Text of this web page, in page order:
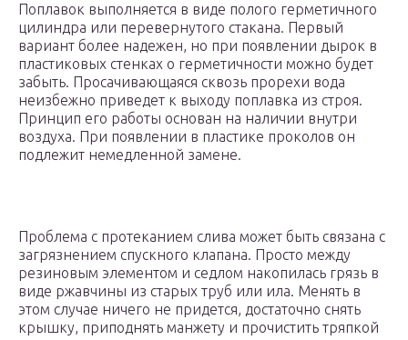
Поплавок выполняется в виде полого герметичного
цилиндра или перевернутого стакана. Первый
вариант более надежен, но при появлении дырок в
пластиковых стенках о герметичности можно будет
забыть. Просачивающаяся сквозь прорехи вода
неизбежно приведет к выходу поплавка из строя.
Принцип его работы основан на наличии внутри
воздуха. При появлении в пластике проколов он
подлежит немедленной замене.
Проблема с протеканием слива может быть связана с
загрязнением спускного клапана. Просто между
резиновым элементом и седлом накопилась грязь в
виде ржавчины из старых труб или ила. Менять в
этом случае ничего не придется, достаточно снять
крышку, приподнять манжету и прочистить тряпкой